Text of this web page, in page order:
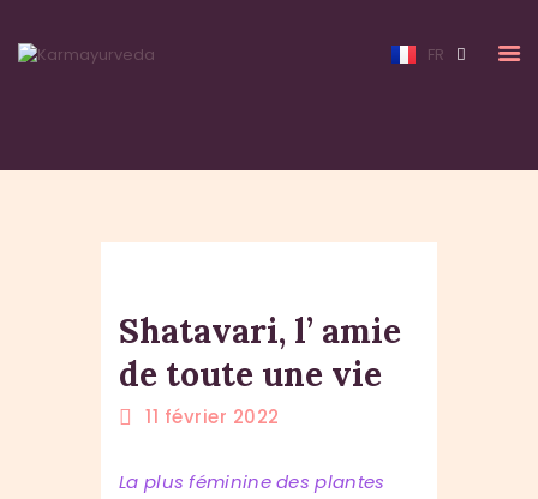
FR
EN
ACCUEIL
LES PRESTATIONS
TARIFS
BLOG
CONTACT
Shatavari, l’ amie
de toute une vie
11 février 2022
La plus féminine des plantes